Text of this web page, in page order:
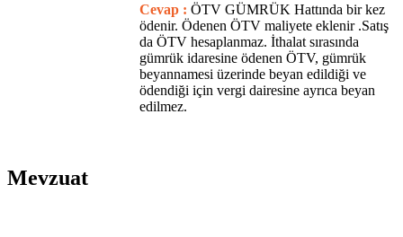
Cevap : ÖTV GÜMRÜK Hattında bir kez
ödenir. Ödenen ÖTV maliyete eklenir .Satış
da ÖTV hesaplanmaz. İthalat sırasında
gümrük idaresine ödenen ÖTV, gümrük
beyannamesi üzerinde beyan edildiği ve
ödendiği için vergi dairesine ayrıca beyan
edilmez.
Mevzuat